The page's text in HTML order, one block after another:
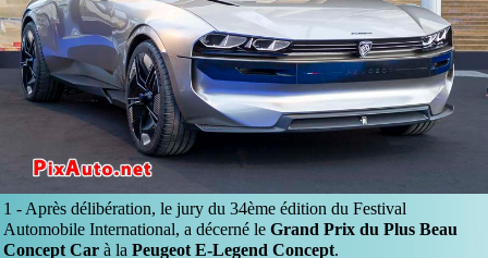
1 - Après délibération, le jury du 34ème édition du Festival
Automobile International, a décerné leGrand Prix du Plus Beau
Concept Car à laPeugeot E-Legend Concept.